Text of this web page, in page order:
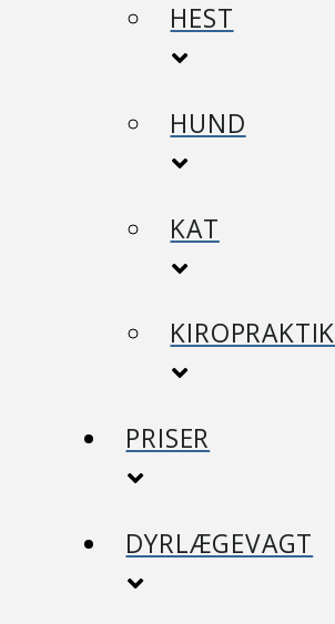
HEST
HUND
KAT
KIROPRAKTIK
PRISER
DYRLÆGEVAGT